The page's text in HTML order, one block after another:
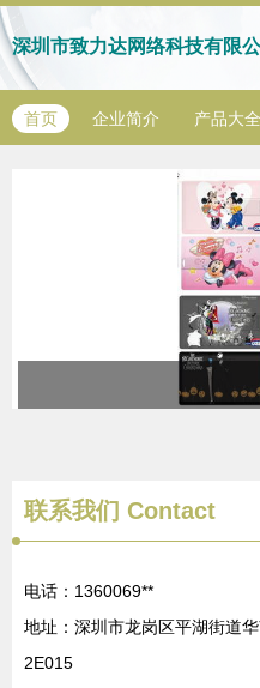
深圳市致力达网络科技有限
首页 企业简介 产品大全
联系我们 Contact
电话：1360069**
地址：深圳市龙岗区平湖街道
2E015